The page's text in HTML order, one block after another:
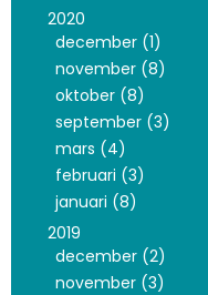
2020
december (1)
november (8)
oktober (8)
september (3)
mars (4)
februari (3)
januari (8)
2019
december (2)
november (3)